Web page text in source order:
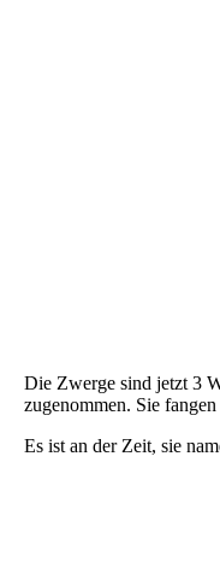
Die Zwerge sind jetzt 3
zugenommen. Sie
Es ist an der Zeit, sie